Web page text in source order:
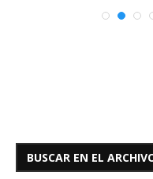
BUSCAR EN EL